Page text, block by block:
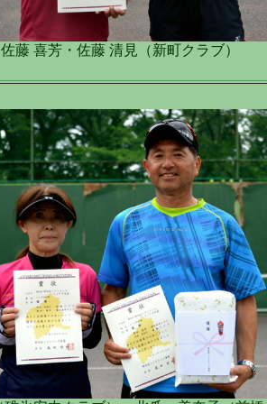
佐藤 喜芳・佐藤 清見（新町クラブ）